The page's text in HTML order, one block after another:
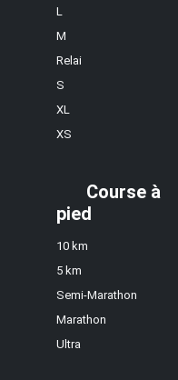
L
M
Relai
S
XL
XS
Course à
pied
10 km
5 km
Semi-Marathon
Marathon
Ultra